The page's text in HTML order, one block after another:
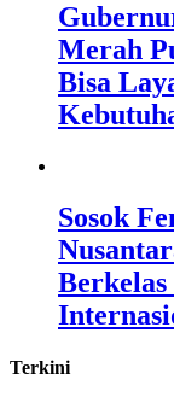
Merah
Bisa
Sosok
Berkelas
Terkini